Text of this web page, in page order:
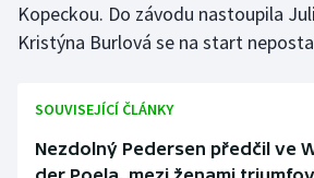
Kopeckou. Do závodu nastoupila
Kristýna Burlová se na start
SOUVISEJÍCÍ ČLÁNKY
Nezdolný Pedersen předčil ve